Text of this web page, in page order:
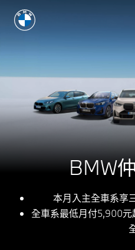
BMW
本月入主全車系享
全車系最低月付5,900